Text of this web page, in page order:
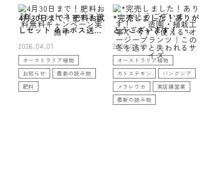
4月30日まで！肥料お試
しセット ネコポス送料
無料キャンペーン実施
中
2026.04.01
オーストラリア植物
お知らせ
最新の読み物
肥料
*完売しました！ありが
とうございます！
造園・植栽工事で“今す
ぐ使える”オージープラ
ンツ｜この冬を逃すと
失われるサイズ
2026.01.13
オーストラリア植物
カリステモン
バンクシア
メラレウカ
実店舗営業
最新の読み物